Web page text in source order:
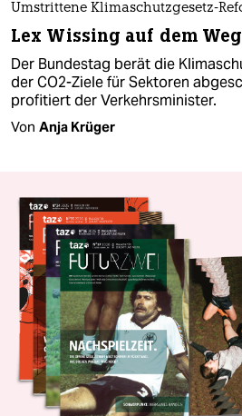
Umstrittene Klimaschutzgesetz-
Lex Wissing auf dem Weg
Der Bundestag berät die
der CO2-Ziele für Sektoren
profitiert der Verkehrsminister.
Von Anja Krüger